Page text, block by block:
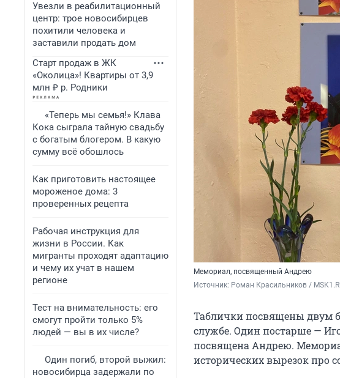
Увезли в реабилитационный
центр: трое новосибирцев
похитили человека и
заставили продать дом
Старт продаж в ЖК
«Околица»! Квартиры от 3,9
млн ₽ р. Родники
«Теперь мы семья!» Клава
Кока сыграла тайную свадьбу
с богатым блогером. В какую
сумму всё обошлось
Как приготовить настоящее
мороженое дома: 3
проверенных рецепта
Рабочая инструкция для
жизни в России. Как
мигранты проходят адаптацию
и чему их учат в нашем
регионе
Тест на внимательность: его
смогут пройти только 5%
людей — вы в их числе?
Один погиб, второй выжил:
новосибирца задержали по
Мемориал, посвященный Андрею
Источник: Роман Красильников /
Таблички посвящены двум
службе. Один постарше —
посвящена Андрею.
исторических вырезок про